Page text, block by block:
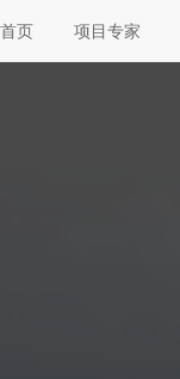
首页 项目专家